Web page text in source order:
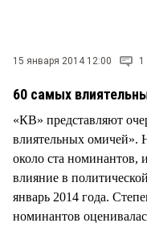
СТИЛЬ ЖИЗНИ
15 января 2014 12:00 1
60 самых
«КВ» представляют
влиятельных омичей».
около ста
влияние в
январь 2014 года.
номинантов